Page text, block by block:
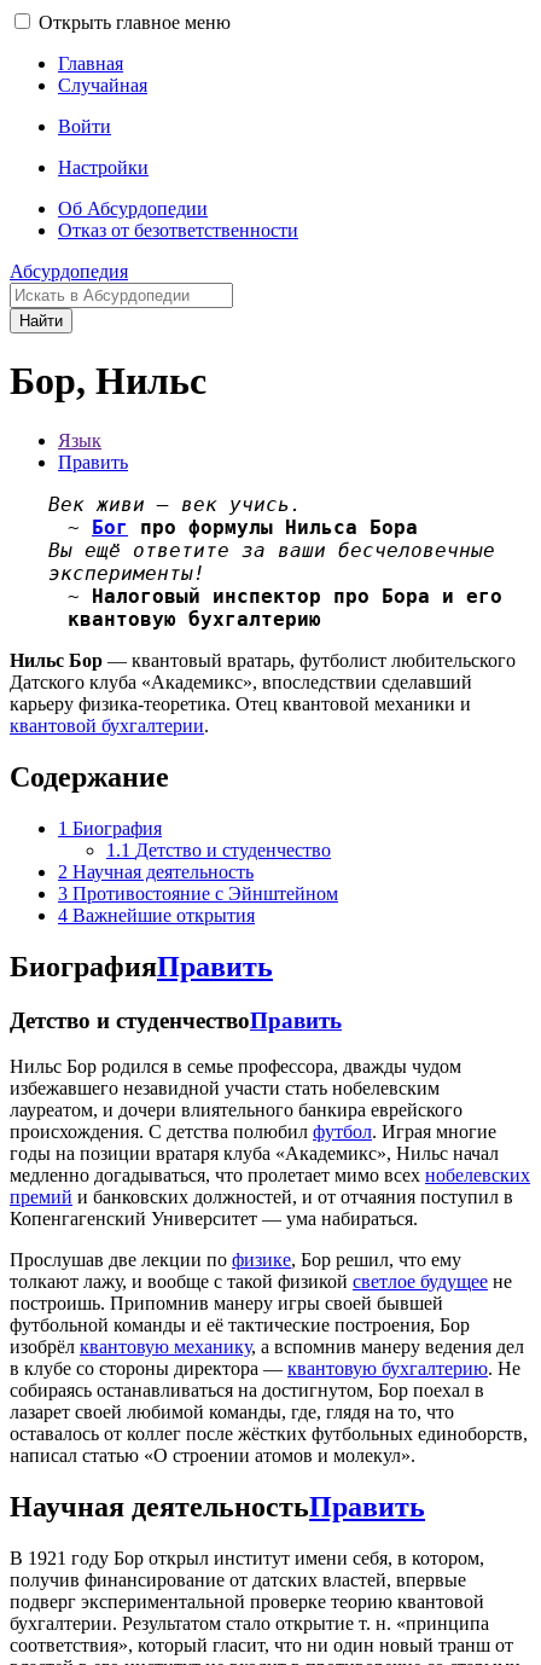
Открыть главное меню
Главная
Случайная
Войти
Настройки
Об Абсурдопедии
Отказ от безответственности
Абсурдопедия
Найти
Бор, Нильс
Язык
Править
Век живи — век учись.
~ Бог
про формулы Нильса Бора
Вы ещё ответите за ваши бесчеловечные
эксперименты!
~ Налоговый инспектор про Бора и его
квантовую бухгалтерию
Нильс Бор — квантовый вратарь, футболист любительского
Датского клуба «Академикс», впоследствии сделавший
карьеру физика-теоретика. Отец квантовой механики и
квантовой бухгалтерии.
Содержание
1 Биография
1.1 Детство и студенчество
2 Научная деятельность
3 Противостояние с Эйнштейном
4 Важнейшие открытия
БиографияПравить
Детство и студенчествоПравить
Нильс Бор родился в семье профессора, дважды чудом
избежавшего незавидной участи стать нобелевским
лауреатом, и дочери влиятельного банкира еврейского
происхождения. С детства полюбил футбол. Играя многие
годы на позиции вратаря клуба «Академикс», Нильс начал
медленно догадываться, что пролетает мимо всех нобелевских
премий и банковских должностей, и от отчаяния поступил в
Копенгагенский Университет — ума набираться.
Прослушав две лекции по физике, Бор решил, что ему
толкают лажу, и вообще с такой физикой светлое будущее не
построишь. Припомнив манеру игры своей бывшей
футбольной команды и её тактические построения, Бор
изобрёл квантовую механику, а вспомнив манеру ведения дел
в клубе со стороны директора — квантовую бухгалтерию. Не
собираясь останавливаться на достигнутом, Бор поехал в
лазарет своей любимой команды, где, глядя на то, что
оставалось от коллег после жёстких футбольных единоборств,
написал статью «О строении атомов и молекул».
Научная деятельностьПравить
В 1921 году Бор открыл институт имени себя, в котором,
получив финансирование от датских властей, впервые
подверг экспериментальной проверке теорию квантовой
бухгалтерии. Результатом стало открытие т. н. «принципа
соответствия», который гласит, что ни один новый транш от